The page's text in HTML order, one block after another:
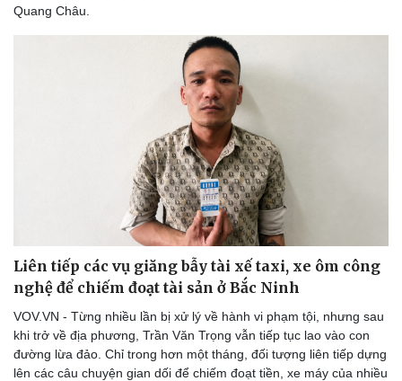
Quang Châu.
Liên tiếp các vụ giăng bẫy tài xế taxi, xe ôm công
nghệ để chiếm đoạt tài sản ở Bắc Ninh
VOV.VN - Từng nhiều lần bị xử lý về hành vi phạm tội, nhưng sau
khi trở về địa phương, Trần Văn Trọng vẫn tiếp tục lao vào con
đường lừa đảo. Chỉ trong hơn một tháng, đối tượng liên tiếp dựng
lên các câu chuyện gian dối để chiếm đoạt tiền, xe máy của nhiều